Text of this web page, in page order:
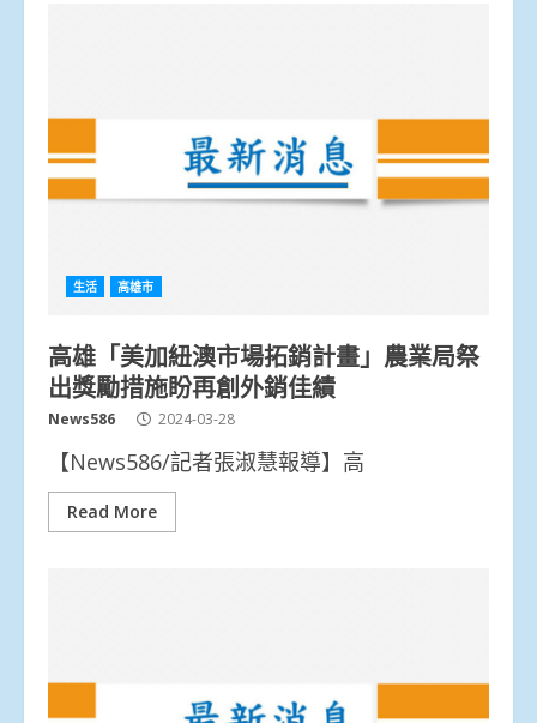
生活 高雄市
高雄「美加紐澳市場拓銷計畫」農業局祭
出獎勵措施盼再創外銷佳績
News586 2024-03-28
【News586/記者張淑慧報導】高
Read More